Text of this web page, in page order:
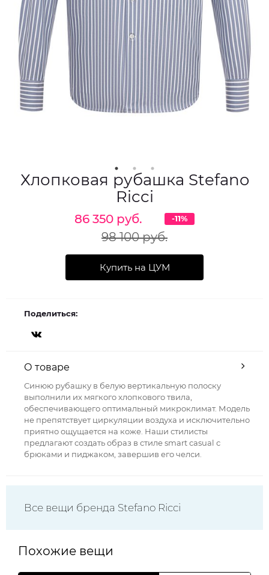
Хлопковая рубашка Stefano
Ricci
86 350 руб.
98 100 руб.
-11%
Купить на ЦУМ
Поделиться:
О товаре
Синюю рубашку в белую вертикальную полоску
выполнили их мягкого хлопкового твила,
обеспечивающего оптимальный микроклимат. Модель
не препятствует циркуляции воздуха и исключительно
приятно ощущается на коже. Наши стилисты
предлагают создать образ в стиле smart casual с
брюками и пиджаком, завершив его челси.
Все вещи бренда Stefano Ricci
Похожие вещи